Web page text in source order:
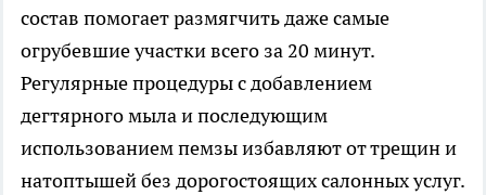
состав помогает размягчить даже самые
огрубевшие участки всего за 20 минут.
Регулярные процедуры с добавлением
дегтярного мыла и последующим
использованием пемзы избавляют от трещин и
натоптышей без дорогостоящих салонных услуг.